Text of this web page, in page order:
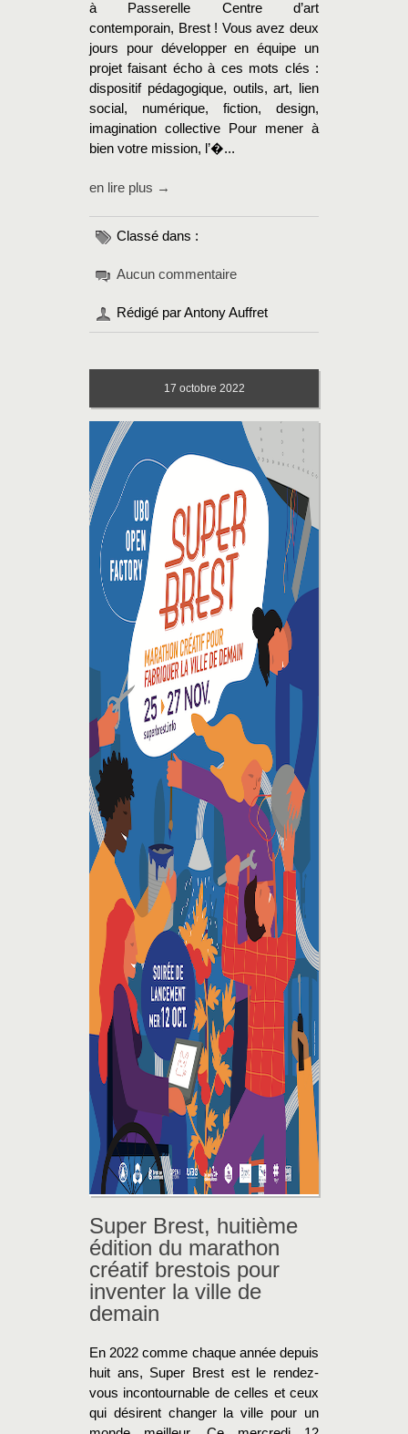
à Passerelle Centre d’art
contemporain, Brest ! Vous avez deux
jours pour développer en équipe un
projet faisant écho à ces mots clés :
dispositif pédagogique, outils, art, lien
social, numérique, fiction, design,
imagination collective Pour mener à
bien votre mission, l’�...
en lire plus →
Classé dans :
Aucun commentaire
Rédigé par Antony Auffret
17 octobre 2022
Super Brest, huitième
édition du marathon
créatif brestois pour
inventer la ville de
demain
En 2022 comme chaque année depuis
huit ans, Super Brest est le rendez-
vous incontournable de celles et ceux
qui désirent changer la ville pour un